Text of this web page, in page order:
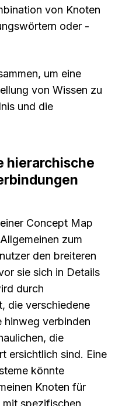
von Knoten
oder -
um eine
von Wissen zu
und die
hierarchische
Concept Map
zum
den breiteren
sie sich in Details
durch
die verschiedene
hinweg verbinden
die
ersichtlich sind. Eine
könnte
Knoten für
mit spezifischen